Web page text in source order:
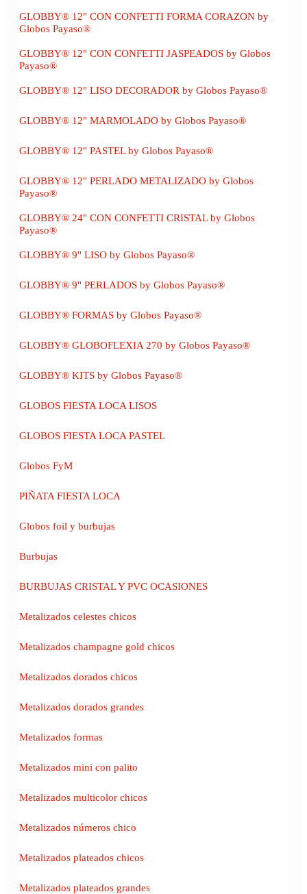
GLOBBY® 12" CON CONFETTI FORMA CORAZON by
Globos Payaso®
GLOBBY® 12" CON CONFETTI JASPEADOS by Globos
Payaso®
GLOBBY® 12" LISO DECORADOR by Globos Payaso®
GLOBBY® 12" MARMOLADO by Globos Payaso®
GLOBBY® 12" PASTEL by Globos Payaso®
GLOBBY® 12" PERLADO METALIZADO by Globos
Payaso®
GLOBBY® 24" CON CONFETTI CRISTAL by Globos
Payaso®
GLOBBY® 9" LISO by Globos Payaso®
GLOBBY® 9" PERLADOS by Globos Payaso®
GLOBBY® FORMAS by Globos Payaso®
GLOBBY® GLOBOFLEXIA 270 by Globos Payaso®
GLOBBY® KITS by Globos Payaso®
GLOBOS FIESTA LOCA LISOS
GLOBOS FIESTA LOCA PASTEL
Globos FyM
PIÑATA FIESTA LOCA
Globos foil y burbujas
Burbujas
BURBUJAS CRISTAL Y PVC OCASIONES
Metalizados celestes chicos
Metalizados champagne gold chicos
Metalizados dorados chicos
Metalizados dorados grandes
Metalizados formas
Metalizados mini con palito
Metalizados multicolor chicos
Metalizados números chico
Metalizados plateados chicos
Metalizados plateados grandes